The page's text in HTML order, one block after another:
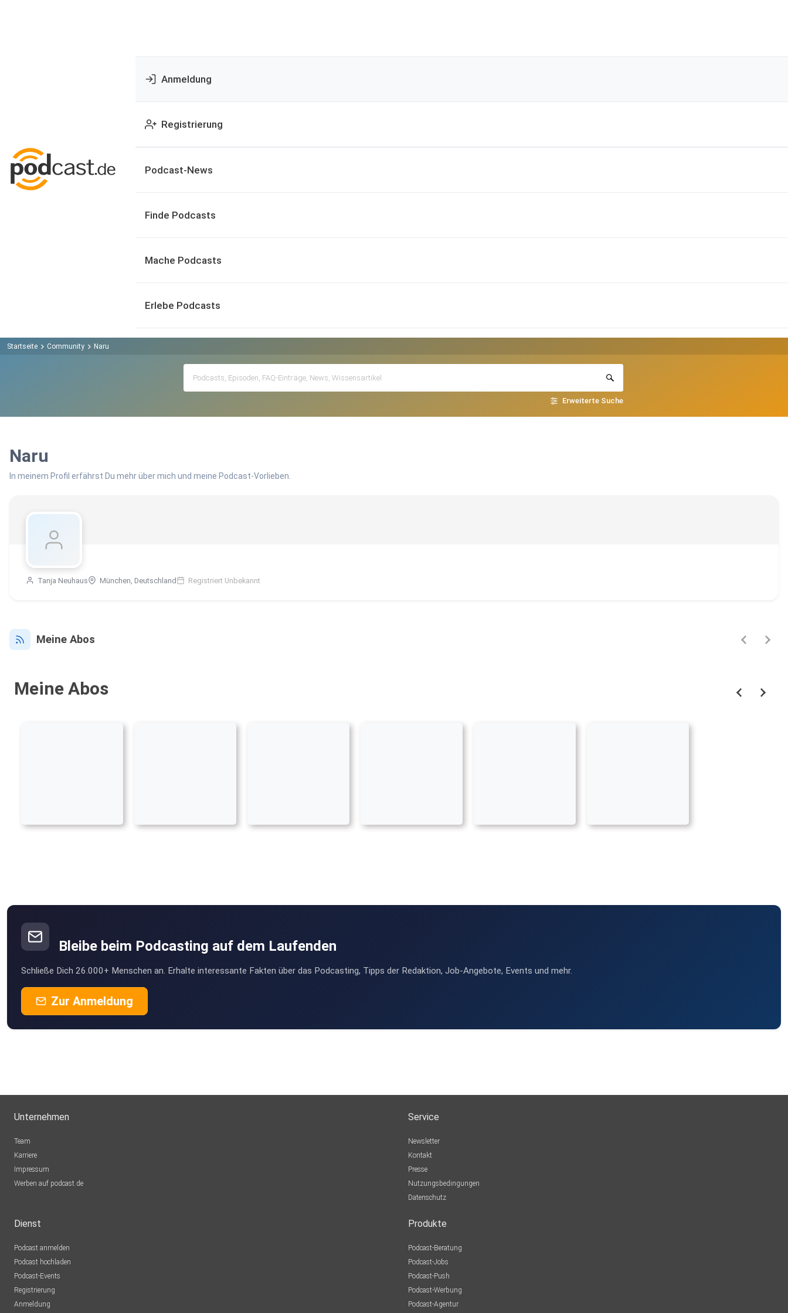
Anmeldung
Registrierung
Podcast-News
Finde Podcasts
Mache Podcasts
Erlebe Podcasts
Startseite Community Naru
Erweiterte Suche
Naru
In meinem Profil erfährst Du mehr über mich und meine Podcast-Vorlieben.
Tanja Neuhaus München, Deutschland Registriert Unbekannt
Meine Abos
Meine Abos
Bleibe beim Podcasting auf dem Laufenden
Schließe Dich 26.000+ Menschen an. Erhalte interessante Fakten über das Podcasting, Tipps der Redaktion, Job-Angebote, Events und mehr.
Zur Anmeldung
Unternehmen
Team
Karriere
Impressum
Werben auf podcast.de
Service
Newsletter
Kontakt
Presse
Nutzungsbedingungen
Datenschutz
Dienst
Podcast anmelden
Podcast hochladen
Podcast-Events
Registrierung
Anmeldung
Produkte
Podcast-Beratung
Podcast-Jobs
Podcast-Push
Podcast-Werbung
Podcast-Agentur